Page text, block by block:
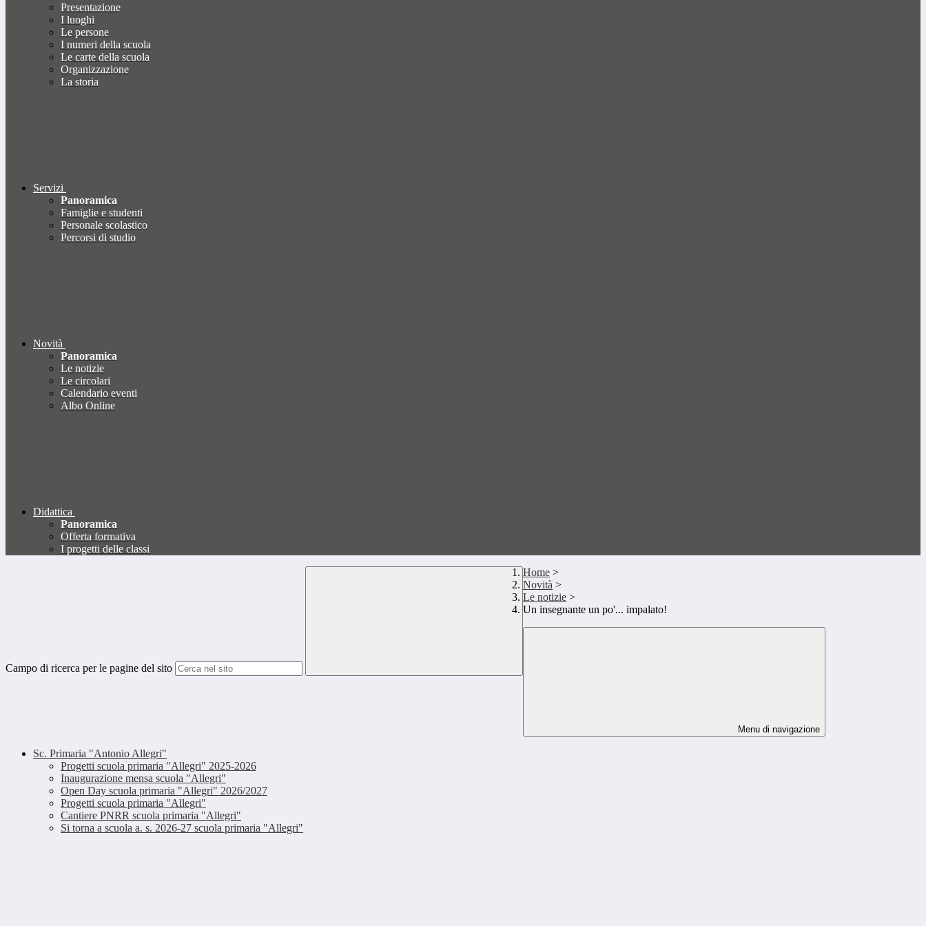
Presentazione
I luoghi
Le persone
I numeri della scuola
Le carte della scuola
Organizzazione
La storia
Servizi
Panoramica
Famiglie e studenti
Personale scolastico
Percorsi di studio
Novità
Panoramica
Le notizie
Le circolari
Calendario eventi
Albo Online
Didattica
Panoramica
Offerta formativa
I progetti delle classi
Campo di ricerca per le pagine del sito
Home >
Novità >
Le notizie >
Un insegnante un po'... impalato!
Menu di navigazione
Sc. Primaria "Antonio Allegri"
Progetti scuola primaria "Allegri" 2025-2026
Inaugurazione mensa scuola "Allegri"
Open Day scuola primaria "Allegri" 2026/2027
Progetti scuola primaria "Allegri"
Cantiere PNRR scuola primaria "Allegri"
Si torna a scuola a. s. 2026-27 scuola primaria "Allegri"